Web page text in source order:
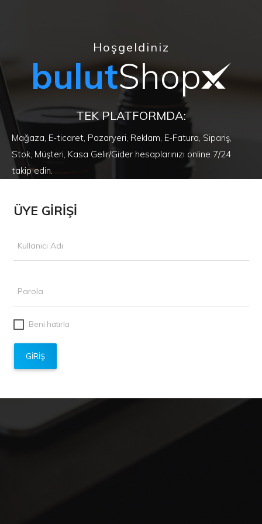
Hoşgeldiniz
bulutShop
TEK PLATFORMDA:
Mağaza, E-ticaret, Pazaryeri, Reklam, E-Fatura, Sipariş,
Stok, Müşteri, Kasa Gelir/Gider hesaplarınızı online 7/24
takip edin.
ÜYE GİRİŞİ
Beni hatırla
GİRİŞ